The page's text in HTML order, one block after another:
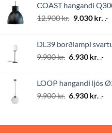
10.900 kr..
COAST hangandi
12.900kr. Original
12.900 kr..
9.030 kr. .-
DL39 borðlampi
9.900kr. Original
9.900 kr..
6.930 kr. .-
LOOP hangandi ljós
9.900kr. Original
9.900 kr..
6.930 kr. .-